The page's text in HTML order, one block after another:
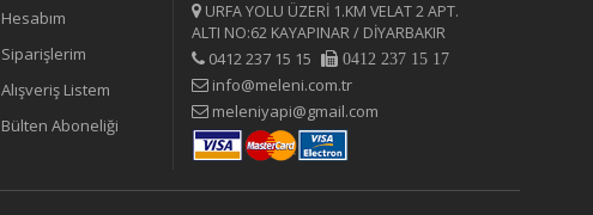
Hesabım
Siparişlerim
Alışveriş Listem
Bülten Aboneliği
URFA YOLU ÜZERİ 1.KM VELAT 2 APT.
ALTI NO:62 KAYAPINAR / DİYARBAKIR
0412 237 15 15 0412 237 15 17
info@meleni.com.tr
meleniyapi@gmail.com